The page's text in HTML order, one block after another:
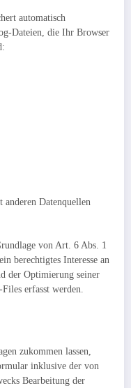
automatisch
Dateien, die Ihr Browser
Datenquellen
von Art. 6 Abs. 1
berechtigtes Interesse an
der Optimierung seiner
erfasst werden.
zukommen lassen,
inklusive der von
Bearbeitung der